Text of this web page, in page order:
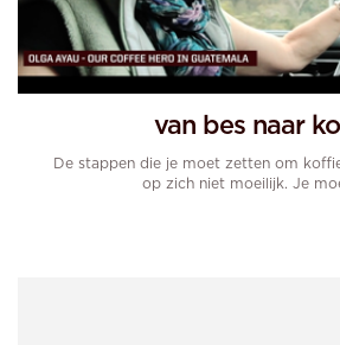
van bes naar
De stappen die je moet zetten om
op zich niet moeilijk. Je